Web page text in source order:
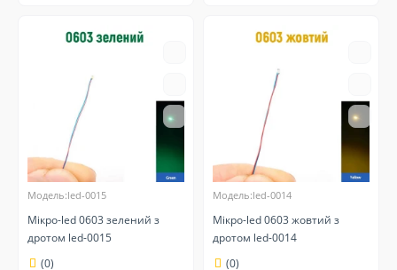
Модель:led-0015
Мікро-led 0603 зелений з
дротом led-0015
(0)
Модель:led-0014
Мікро-led 0603 жовтий з
дротом led-0014
(0)